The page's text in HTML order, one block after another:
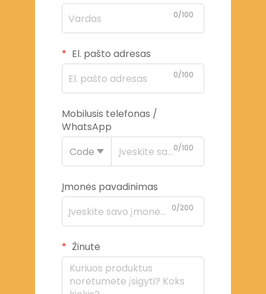
0/100
El. pašto adresas
0/100
Mobilusis telefonas /
WhatsApp
Code
0/100
Įmonės pavadinimas
0/200
Žinutė